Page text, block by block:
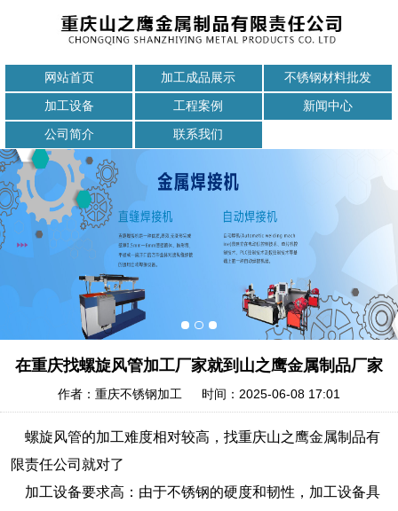
网站首页 加工成品展示 不锈钢材料批发
加工设备 工程案例 新闻中心
公司简介 联系我们
在重庆找螺旋风管加工厂家就到山之鹰金属制品厂家
作者：重庆不锈钢加工 时间：2025-06-08 17:01
螺旋风管的加工难度相对较高，找重庆山之鹰金属制品有
限责任公司就对了
加工设备要求高：由于不锈钢的硬度和韧性，加工设备具